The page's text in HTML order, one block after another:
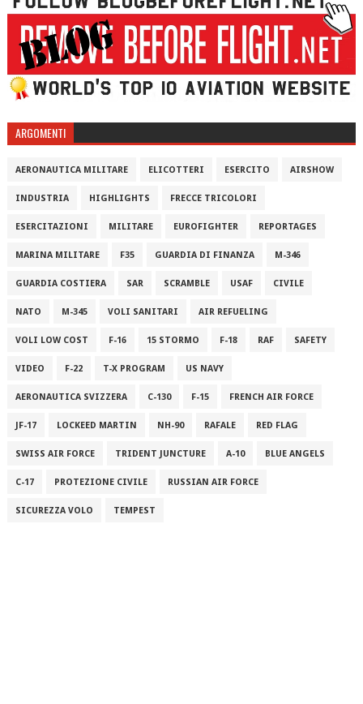
ARGOMENTI
AERONAUTICA MILITARE ELICOTTERI ESERCITO AIRSHOW
INDUSTRIA HIGHLIGHTS FRECCE TRICOLORI
ESERCITAZIONI MILITARE EUROFIGHTER REPORTAGES
MARINA MILITARE F35 GUARDIA DI FINANZA M-346
GUARDIA COSTIERA SAR SCRAMBLE USAF CIVILE
NATO M-345 VOLI SANITARI AIR REFUELING
VOLI LOW COST F-16 15 STORMO F-18 RAF SAFETY
VIDEO F-22 T-X PROGRAM US NAVY
AERONAUTICA SVIZZERA C-130 F-15 FRENCH AIR FORCE
JF-17 LOCKEED MARTIN NH-90 RAFALE RED FLAG
SWISS AIR FORCE TRIDENT JUNCTURE A-10 BLUE ANGELS
C-17 PROTEZIONE CIVILE RUSSIAN AIR FORCE
SICUREZZA VOLO TEMPEST